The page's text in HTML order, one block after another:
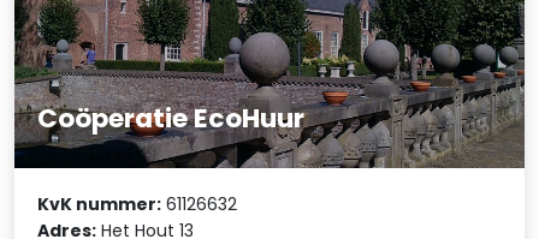
Coöperatie EcoHuur
KvK nummer: 61126632
Adres: Het Hout 13